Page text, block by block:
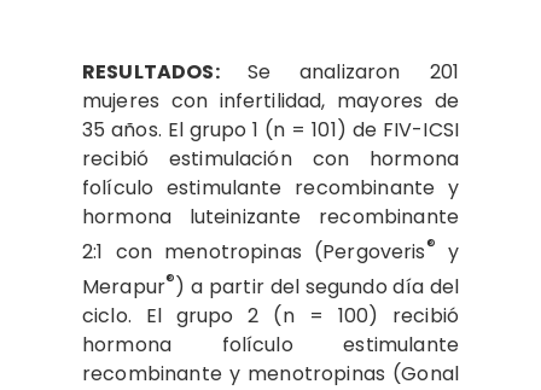
RESULTADOS: Se analizaron 201
mujeres con infertilidad, mayores de
35 años. El grupo 1 (n = 101) de FIV-ICSI
recibió estimulación con hormona
folículo estimulante recombinante y
hormona luteinizante recombinante
2:1 con menotropinas (Pergoveris® y
Merapur®) a partir del segundo día del
ciclo. El grupo 2 (n = 100) recibió
hormona folículo estimulante
recombinante y menotropinas (Gonal